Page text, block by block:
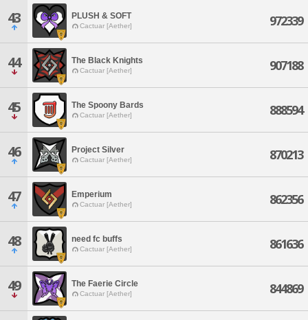
43 PLUSH & SOFT
Cactuar [Aether] 972339
44 The Black Knights
Cactuar [Aether] 907188
45 The Spoony Bards
Cactuar [Aether] 888594
46 Project Silver
Cactuar [Aether] 870213
47 Emperium
Cactuar [Aether] 862356
48 need fc buffs
Cactuar [Aether] 861636
49 The Faerie Circle
Cactuar [Aether] 844869